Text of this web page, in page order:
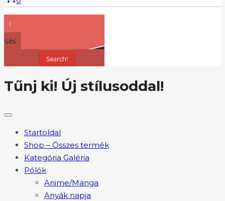
Search!
Tűnj ki! Új stílusoddal!
Startoldal
Shop – Összes termék
Kategória Galéria
Pólók
Anime/Manga
Anyák napja